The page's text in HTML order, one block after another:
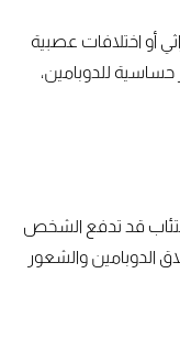
اختلافات عصبية
للدوبامين،
قد تدفع الشخص
الدوبامين والشعور